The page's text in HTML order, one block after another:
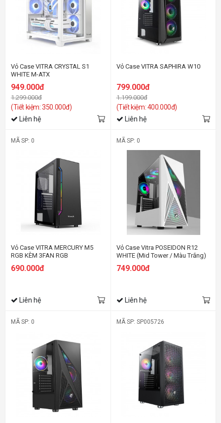
Vỏ Case VITRA CRYSTAL S1
WHITE M-ATX
949.000đ
1.299.000đ
(Tiết kiệm: 350.000đ)
Liên hệ
Vỏ Case VITRA SAPHIRA W10
799.000đ
1.199.000đ
(Tiết kiệm: 400.000đ)
Liên hệ
MÃ SP: 0
Vỏ Case VITRA MERCURY M5
RGB KÈM 3FAN RGB
690.000đ
Liên hệ
MÃ SP: 0
Vỏ Case Vitra POSEIDON R12
WHITE (Mid Tower / Màu Trắng)
749.000đ
Liên hệ
MÃ SP: 0 MÃ SP: SP005726